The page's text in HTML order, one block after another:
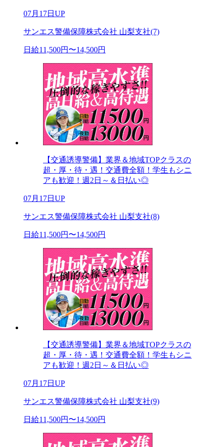
07月17日UP
サンエス警備保障株式会社 山梨支社(7)
日給11,500円〜14,500円
【交通誘導警備】業界＆地域TOPクラスの
超・厚・待・遇！交通費全額！学生もシニ
アも歓迎！週2日～＆日払い◎
07月17日UP
サンエス警備保障株式会社 山梨支社(8)
日給11,500円〜14,500円
【交通誘導警備】業界＆地域TOPクラスの
超・厚・待・遇！交通費全額！学生もシニ
アも歓迎！週2日～＆日払い◎
07月17日UP
サンエス警備保障株式会社 山梨支社(9)
日給11,500円〜14,500円